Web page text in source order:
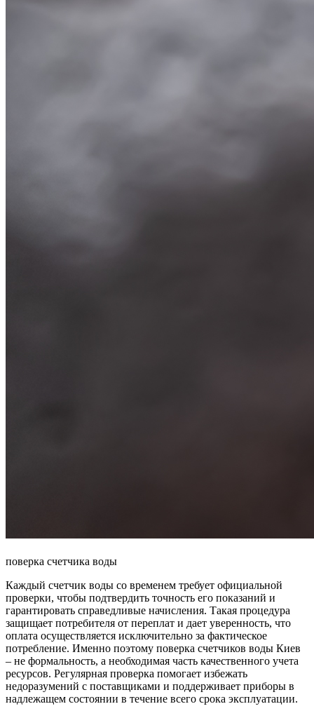
поверка счетчика воды
Каждый счетчик воды со временем требует официальной
проверки, чтобы подтвердить точность его показаний и
гарантировать справедливые начисления. Такая процедура
защищает потребителя от переплат и дает уверенность, что
оплата осуществляется исключительно за фактическое
потребление. Именно поэтому поверка счетчиков воды Киев
– не формальность, а необходимая часть качественного учета
ресурсов. Регулярная проверка помогает избежать
недоразумений с поставщиками и поддерживает приборы в
надлежащем состоянии в течение всего срока эксплуатации.